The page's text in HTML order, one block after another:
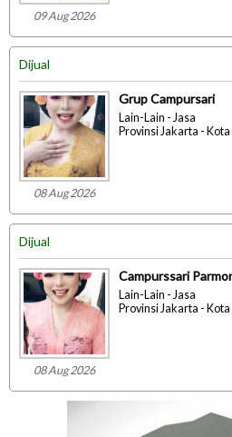
09 Aug 2026
Dijual
08 Aug 2026
Grup Campursari
Lain-Lain - Jasa
Provinsi Jakarta -
Dijual
08 Aug 2026
Campurssari
Lain-Lain - Jasa
Provinsi Jakarta -